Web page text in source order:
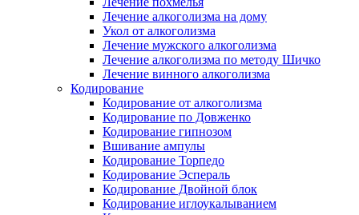
Лечение алкоголизма на дому
Укол от алкоголизма
Лечение мужского алкоголизма
Лечение алкоголизма по методу Шичко
Лечение винного алкоголизма
Кодирование
Кодирование от алкоголизма
Кодирование по Довженко
Кодирование гипнозом
Вшивание ампулы
Кодирование Торпедо
Кодирование Эспераль
Кодирование Двойной блок
Кодирование иглоукалыванием